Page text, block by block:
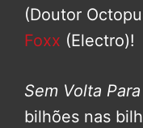
(Doutor
Foxx (Electro)!
Sem Volta
bilhões nas